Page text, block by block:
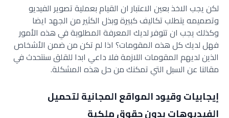
لكن يجب الاخذ بعين الاعتبار ان القيام بعملية تصوير الفيديو
وتصميمه يتطلب تكاليف كبيرة وبذل الكثير من الجهد ايضا
وكذلك يجب ان تتوفر لديك المعرفة المطلوبة في هذه الأمور
فهل لديك كل هذه المقومات؟ اذا لم تكن من ضمن الأشخاص
الذين لديهم المقومات اللازمة فلا داعي ابدا للقلق سنتحدث في
مقالنا عن السبل التي تمكنك من حل هذه المشكلة.
إيجابيات وقيود المواقع المجانية لتحميل
الفيديوهات بدون حقوق ملكية